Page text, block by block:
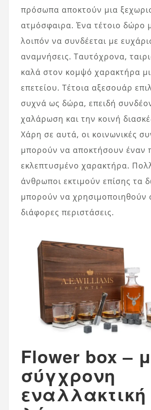
πρόσωπα αποκτούν μια
ατμόσφαιρα. Ένα τέτοιο δώρο
λοιπόν να συνδέεται με
αναμνήσεις. Ταυτόχρονα,
καλά στον κομψό χαρακτήρα
επετείου. Τέτοια αξεσουάρ
συχνά ως δώρα, επειδή
χαλάρωση και την κοινή
Χάρη σε αυτά, οι κοινωνικές
μπορούν να αποκτήσουν έναν
εκλεπτυσμένο χαρακτήρα.
άνθρωποι εκτιμούν επίσης τα
μπορούν να χρησιμοποιηθούν
διάφορες περιστάσεις.
Flower box –
σύγχρονη
εναλλακτική